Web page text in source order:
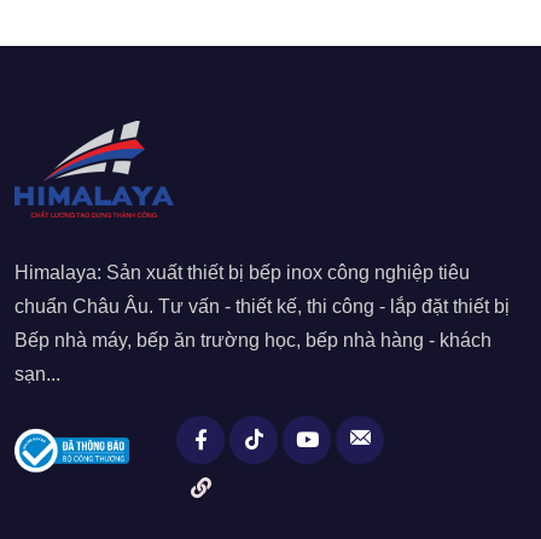
Himalaya: Sản xuất thiết bị bếp inox công nghiệp tiêu
chuẩn Châu Âu. Tư vấn - thiết kế, thi công - lắp đặt thiết bị
Bếp nhà máy, bếp ăn trường học, bếp nhà hàng - khách
sạn...